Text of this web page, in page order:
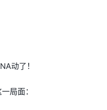
动了！
局面：